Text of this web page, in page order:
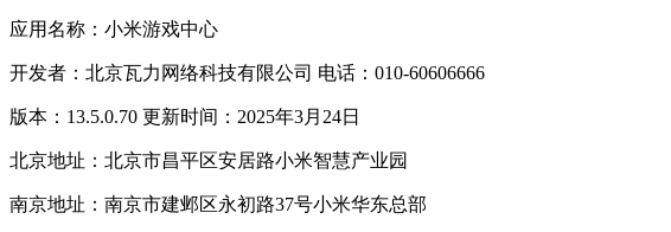
应用名称：小米游戏中心
开发者：北京瓦力网络科技有限公司 电话：010-60606666
版本：13.5.0.70 更新时间：2025年3月24日
北京地址：北京市昌平区安居路小米智慧产业园
南京地址：南京市建邺区永初路37号小米华东总部